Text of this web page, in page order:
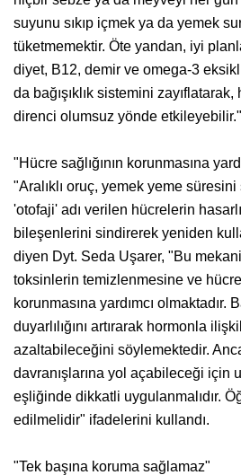
suyunu sıkıp içmek ya da yemek
tüketmemektir. Öte yandan, iyi
diyet, B12, demir ve omega-3
da bağışıklık sistemini zayıflatarak,
direnci olumsuz yönde etkileyebilir."
"Hücre sağlığının korunmasına
"Aralıklı oruç, yemek yeme süresini
'otofaji' adı verilen hücrelerin
bileşenlerini sindirerek yeniden
diyen Dyt. Seda Uşarer, "Bu
toksinlerin temizlenmesine ve
korunmasına yardımcı olmaktadır.
duyarlılığını artırarak hormonla
azaltabileceğini söylemektedir.
davranışlarına yol açabileceği için
eşliğinde dikkatli uygulanmalıdır.
edilmelidir" ifadelerini kullandı.
"Tek başına koruma sağlamaz"